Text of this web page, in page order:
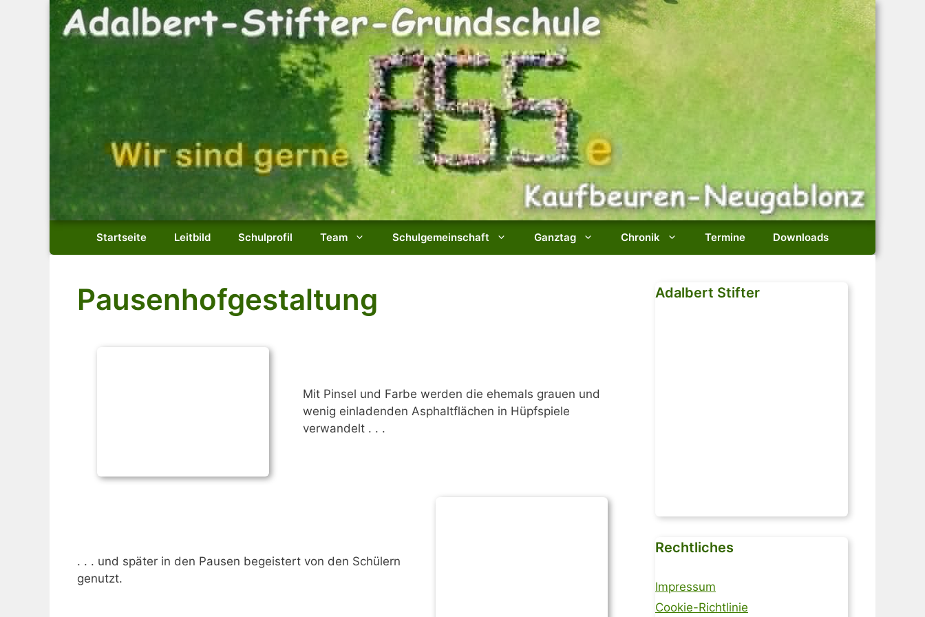
Startseite Leitbild Schulprofil Team Schulgemeinschaft Ganztag Chronik Termine Downloads
Pausenhofgestaltung
Mit Pinsel und Farbe werden die ehemals grauen und
wenig einladenden Asphaltflächen in Hüpfspiele
verwandelt . . .
. . . und später in den Pausen begeistert von den Schülern
genutzt.
Adalbert Stifter
Rechtliches
Impressum
Cookie-Richtlinie